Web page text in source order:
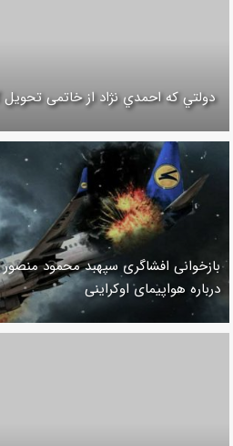
دولتي كه احمدي نژاد از خاتمی
بازخوانی افشاگری سپهبد محمود
درباره هواپیمای اوکراینی